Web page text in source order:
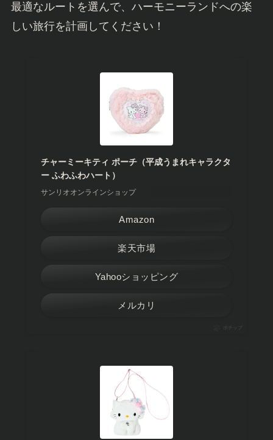
最適なルートを選んで、ハーモニーランドへの楽
しい旅行を計画してください！
チャーミーキティ ポーチ（平成うまれキャラクタ
ー ふわふわハート）
サンリオオンラインショップ
Amazon
楽天市場
Yahooショッピング
メルカリ
ポチップ